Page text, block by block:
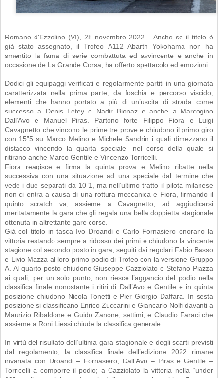
Romano d'Ezzelino (VI), 28 novembre 2022 – Anche se il titolo è
già stato assegnato, il Trofeo A112 Abarth Yokohama non ha
smentito la fama di serie combattuta ed avvincente e anche in
occasione de La Grande Corsa, ha offerto spettacolo ed emozioni.
Dodici gli equipaggi verificati e regolarmente partiti in una giornata
caratterizzata nella prima parte, da foschia e percorso viscido,
elementi che hanno portato a più di un’uscita di strada come
successo a Denis Letey e Nadir Bionaz e anche a Marcogino
Dall’Avo e Manuel Piras. Partono forte Filippo Fiora e Luigi
Cavagnetto che vincono le prime tre prove e chiudono il primo giro
con 15”5 su Marco Melino e Michele Sandrin i quali dimezzano il
distacco vincendo la quarta speciale, nel corso della quale si
ritirano anche Marco Gentile e Vincenzo Torricelli.
Fiora reagisce e firma la quinta prova e Melino ribatte nella
successiva con una situazione ad una speciale dal termine che
vede i due separati da 10”1, ma nell’ultimo tratto il pilota milanese
non ci entra a causa di una rottura meccanica e Fiora, firmando il
quinto scratch va, assieme a Cavagnetto, ad aggiudicarsi
meritatamente la gara che gli regala una bella doppietta stagionale
ottenuta in altrettante gare corse.
Già col titolo in tasca Ivo Droandi e Carlo Fornasiero onorano la
vittoria restando sempre a ridosso dei primi e chiudono la vincente
stagione col secondo posto in gara, seguiti dai regolari Fabio Basso
e Livio Mazza al loro primo podio di Trofeo con la versione Gruppo
A. Al quarto posto chiudono Giuseppe Cazziolato e Stefano Piazza
ai quali, per un solo punto, non riesce l’aggancio del podio nella
classifica finale nonostante i ritiri di Dall’Avo e Gentile e in quinta
posizione chiudono Nicola Tonetti e Pier Giorgio Daffara. In sesta
posizione si classificano Enrico Zuccarini e Giancarlo Nolfi davanti a
Maurizio Ribaldone e Guido Zanone, settimi, e Claudio Faraci che
assieme a Roni Liessi chiude la classifica generale.
In virtù del risultato dell’ultima gara stagionale e degli scarti previsti
dal regolamento, la classifica finale dell’edizione 2022 rimane
invariata con Droandi – Fornasiero, Dall’Avo – Piras e Gentile –
Torricelli a comporre il podio; a Cazziolato la vittoria nella “under